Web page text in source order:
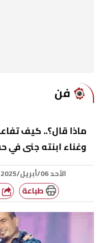
فن
ماذا قال؟.. كيف
وغناء ابنته جنى في
الأحد 06/أبريل/2025 - 05:49 م
طباعة